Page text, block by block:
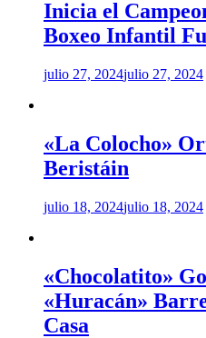
Inicia el
Boxeo Infantil
julio 27, 2024julio 27, 2024
«La Colocho»
Beristáin
julio 18, 2024julio 18, 2024
«Chocolatito»
«Huracán»
Casa